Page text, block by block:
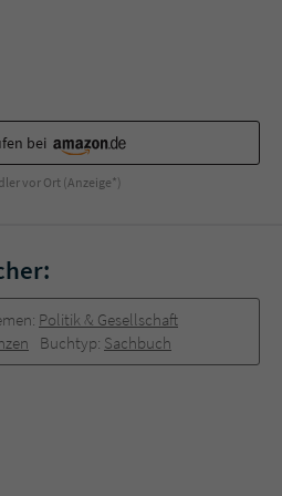
bei
vor Ort (Anzeige*)
Politik & Gesellschaft
Buchtyp: Sachbuch